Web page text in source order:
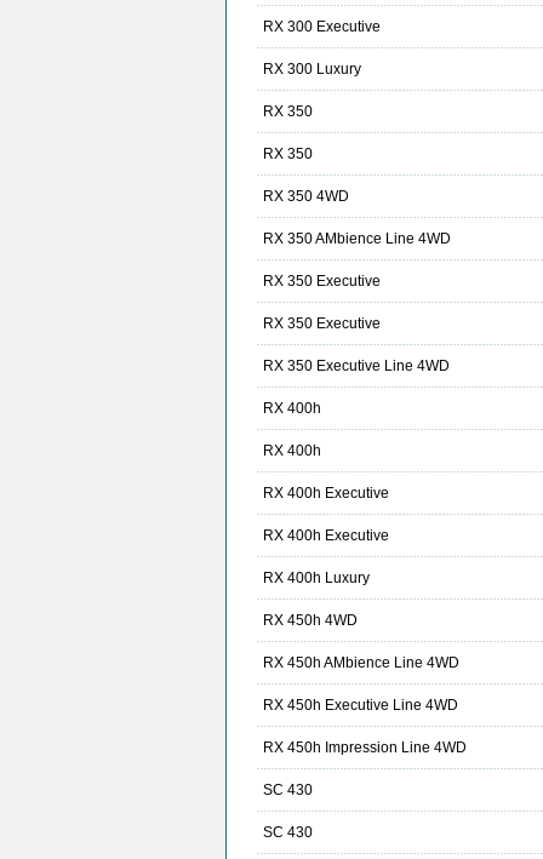
RX 300 Executive
RX 300 Luxury
RX 350
RX 350
RX 350 4WD
RX 350 AMbience Line 4WD
RX 350 Executive
RX 350 Executive
RX 350 Executive Line 4WD
RX 400h
RX 400h
RX 400h Executive
RX 400h Executive
RX 400h Luxury
RX 450h 4WD
RX 450h AMbience Line 4WD
RX 450h Executive Line 4WD
RX 450h Impression Line 4WD
SC 430
SC 430